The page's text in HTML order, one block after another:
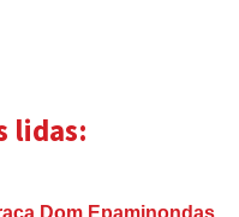
lidas:
Dom Epaminondas